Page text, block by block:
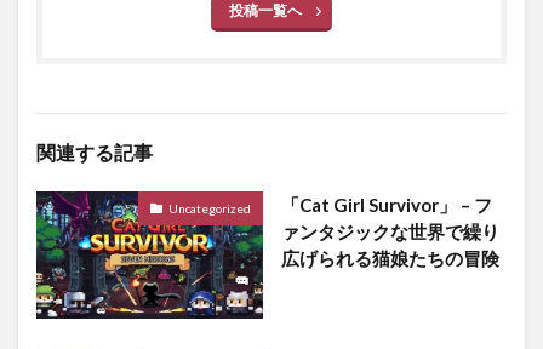
投稿一覧へ
関連する記事
Uncategorized
「Cat Girl Survivor」 – フ
ァンタジックな世界で繰り
広げられる猫娘たちの冒険